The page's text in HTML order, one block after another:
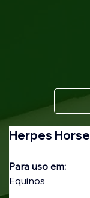
Herpes Horse
Para uso em:
Equinos